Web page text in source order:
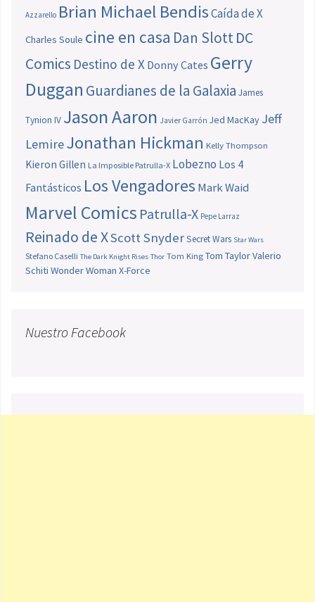
Azzarello Brian Michael BendisCaída de X
Charles Soule cine en casa Dan SlottDC
Comics Destino de X Donny Cates Gerry
Duggan Guardianes de la Galaxia James
Tynion IV Jason Aaron Javier Garrón Jed MacKay Jeff
LemireJonathan Hickman Kelly Thompson
Kieron Gillen La Imposible Patrulla-X Lobezno Los 4
Fantásticos Los Vengadores Mark Waid
Marvel Comics Patrulla-X Pepe Larraz
Reinado de XScott SnyderSecret Wars Star Wars
Stefano Caselli The Dark Knight Rises Thor Tom King Tom TaylorValerio
Schiti Wonder Woman X-Force
Nuestro Facebook